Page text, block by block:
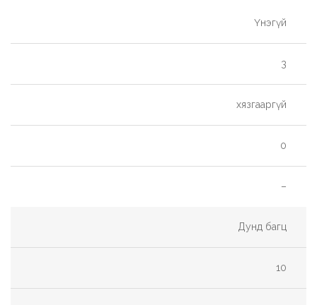
Үнэгүй
3
хязгааргүй
0
–
Дунд багц
10